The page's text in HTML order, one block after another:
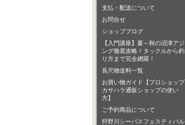
支払・配送について
お問合せ
ショップブログ
【入門講座】夏～秋の沼津アジ
ング徹底攻略！タックルから釣
り方まで完全網羅！
長尺物送料一覧
お買い物ガイド【プロショップ
カサハラ通販ショップの使い
方】
ご予約商品について
狩野川シーバスフェスティバル